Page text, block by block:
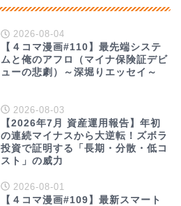
2026-08-04
【４コマ漫画#110】最先端システ
ムと俺のアフロ（マイナ保険証デビ
ューの悲劇）～深堀りエッセイ～
2026-08-03
【2026年7月 資産運用報告】年初
の連続マイナスから大逆転！ズボラ
投資で証明する「長期・分散・低コ
スト」の威力
2026-08-01
【４コマ漫画#109】最新スマート